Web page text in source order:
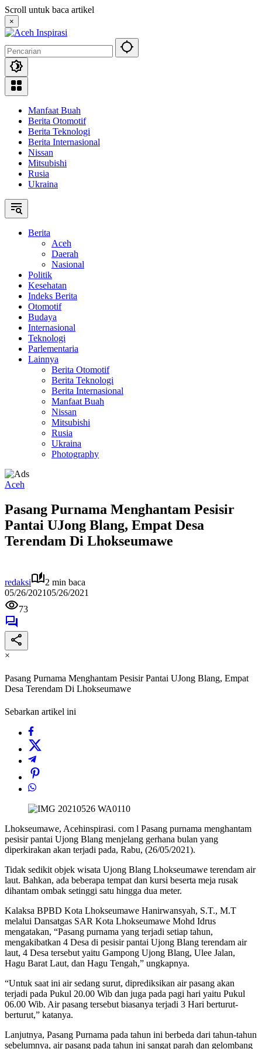
Langsung
ke
konten
Scroll untuk baca artikel
×
Manfaat Buah
Berita Otomotif
Berita Teknologi
Berita Internasional
Nissan
Mitsubishi
Rusia
Ukraina
Berita
Aceh
Daerah
Nasional
Politik
Kesehatan
Indeks Berita
Otomotif
Budaya
Internasional
Teknologi
Parlementaria
Lainnya
Berita Otomotif
Berita Teknologi
Berita Internasional
Manfaat Buah
Nissan
Mitsubishi
Rusia
Ukraina
Photography
Aceh
Pasang Purnama Menghantam Pesisir
Pantai UJong Blang, Empat Desa
Terendam Di Lhokseumawe
redaksi
2 min baca
05/26/202105/26/2021
73
×
Pasang Purnama Menghantam Pesisir Pantai UJong Blang, Empat
Desa Terendam Di Lhokseumawe
Sebarkan artikel ini
Lhokseumawe, Acehinspirasi. com l Pasang purnama menghantam
pesisir pantai Ujong Blang menjelang gerhana bulan yang
diperkirakan akan terjadi pada, Rabu, (26/05/2021).
Tidak sedikit objek wisata Ujong Blang Lhokseumawe terendam air
laut. Bahkan, ada beberapa tempat dan kursi beserta meja rusak
dihantam ombak setinggi satu hingga dua meter.
Kalaksa BPBD Kota Lhokseumawe Hanirwansyah, S.T., M.T
melalui Dansatgas SAR Kota Lhokseumawe Mohd Idrus
mengatakan, “Pasang purnama yang terjadi setiap tahun,
mengakibatkan 4 Desa di pesisir pantai Ujong Blang terendam air
laut, 4 Desa tersebut yaitu Gampong Ujong Blang, Ulee Jalan,
Hagu Barat Laut, dan Hagu Tengah,” ungkapnya.
“Untuk saat ini air sedang surut, diprediksikan air pasang akan
terjadi pada Pukul 20.00 Wib dan juga pada pagi hari yaitu Pukul
06.00 Wib. Air pasang tersebut biasanya terjadi 3 Hari berturut-
berturut,” katanya.
Lanjutnya, Pasang Purnama pada tahun ini berbeda dari tahun-tahun
sebelumnya, air pasang pada tahun ini sangat parah dan gelombang